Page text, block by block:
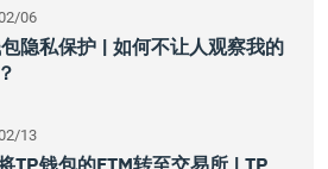
06
隐私保护 | 如何不让人观察我的
13
TP钱包的FTM转至交易所 | TP